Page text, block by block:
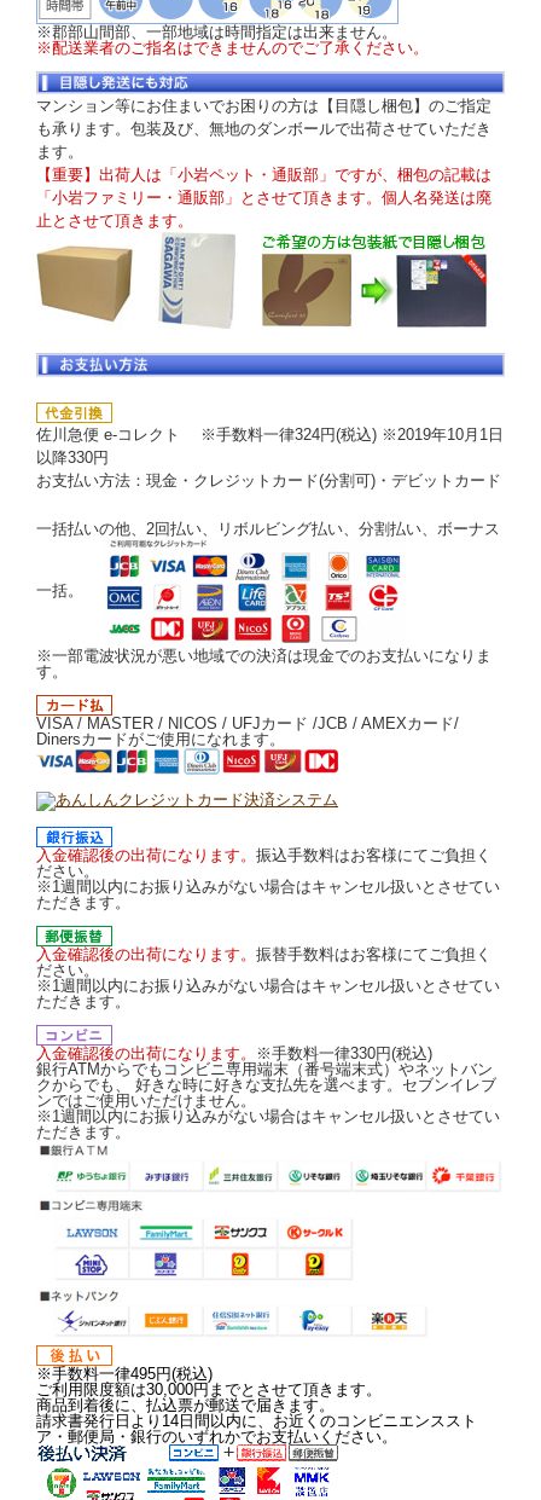
※郡部山間部、一部地域は時間指定は出来ません。
※配送業者のご指名はできませんのでご了承ください。
マンション等にお住まいでお困りの方は【目隠し梱包】のご指定
も承ります。包装及び、無地のダンボールで出荷させていただき
ます。
【重要】出荷人は「小岩ペット・通販部」ですが、梱包の記載は
「小岩ファミリー・通販部」とさせて頂きます。個人名発送は廃
止とさせて頂きます。
佐川急便 e-コレクト ※手数料一律324円(税込) ※2019年10月1日
以降330円
お支払い方法：現金・クレジットカード(分割可)・デビットカード
一括払いの他、2回払い、リボルビング払い、分割払い、ボーナス
一括。
※一部電波状況が悪い地域での決済は現金でのお支払いになりま
す。
VISA / MASTER / NICOS / UFJカード /JCB / AMEXカード/
Dinersカードがご使用になれます。
入金確認後の出荷になります。 振込手数料はお客様にてご負担く
ださい。
※1週間以内にお振り込みがない場合はキャンセル扱いとさせてい
ただきます。
入金確認後の出荷になります。 振替手数料はお客様にてご負担く
ださい。
※1週間以内にお振り込みがない場合はキャンセル扱いとさせてい
ただきます。
入金確認後の出荷になります。
※手数料一律330円(税込)
銀行ATMからでもコンビニ専用端末（番号端末式）やネットバン
クからでも、 好きな時に好きな支払先を選べます。セブンイレブ
ンではご使用いただけません。
※1週間以内にお振り込みがない場合はキャンセル扱いとさせてい
ただきます。
※手数料一律495円(税込)
ご利用限度額は30,000円までとさせて頂きます。
商品到着後に、払込票が郵送で届きます。
請求書発行日より14日間以内に、お近くのコンビニエンススト
ア・郵便局・銀行のいずれかでお支払いください。